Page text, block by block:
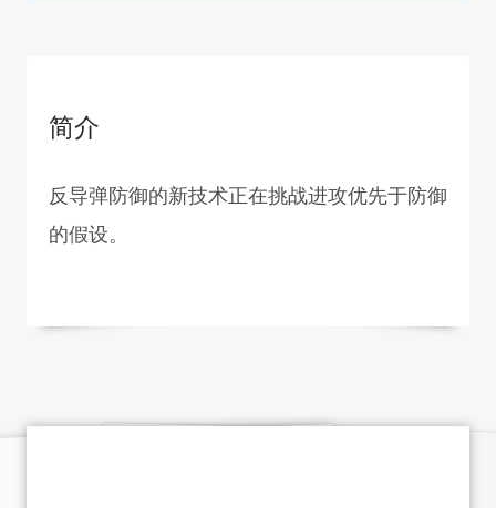
简介
反导弹防御的新技术正在挑战进攻优先于防御
的假设。